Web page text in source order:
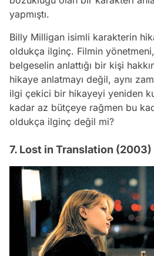
yapmıştı.
Billy Milligan isimli karakterin
oldukça ilginç. Filmin
belgeselin anlattığı bir kişi
hikaye anlatmayı değil, aynı
ilgi çekici bir hikayeyi yeniden
kadar az bütçeye rağmen bu
oldukça ilginç değil mi?
7. Lost in Translation (2003)